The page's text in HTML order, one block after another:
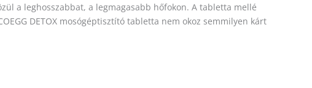
a leghosszabbat, a legmagasabb hőfokon. A tabletta mellé
DETOX mosógéptisztító tabletta nem okoz semmilyen kárt